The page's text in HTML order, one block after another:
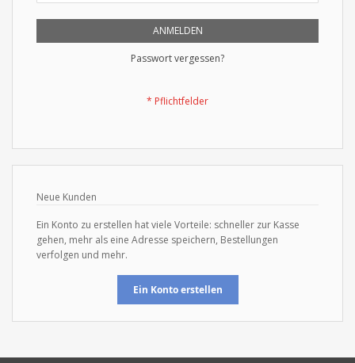
ANMELDEN
Passwort vergessen?
Neue Kunden
Ein Konto zu erstellen hat viele Vorteile: schneller zur Kasse
gehen, mehr als eine Adresse speichern, Bestellungen
verfolgen und mehr.
Ein Konto erstellen